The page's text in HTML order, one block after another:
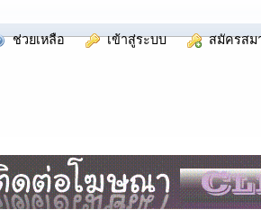
ช่วยเหลือ เข้าสู่ระบบ สมัครสม